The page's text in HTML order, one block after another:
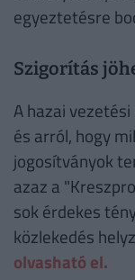
egyeztetésre
Szigorítás
A hazai
és arról, hogy
jogosítványok
azaz a
sok érdekes
közlekedés
olvasható el.